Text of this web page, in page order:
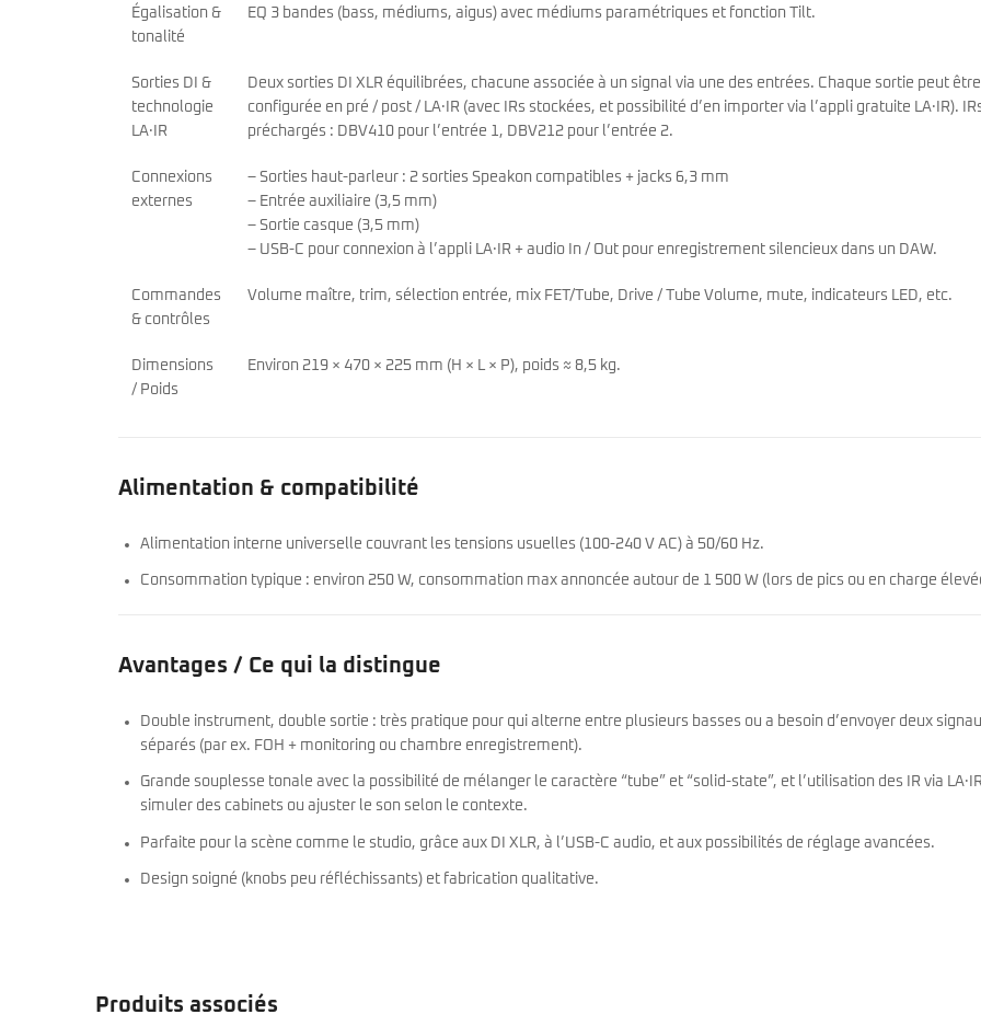
Égalisation &
tonalité
EQ 3 bandes (bass, médiums, aigus) avec médiums paramétriques et fonction Tilt.
Sorties DI &
technologie
LA·IR
Deux sorties DI XLR équilibrées, chacune associée à un signal via une des entrées. Chaque sortie peut être
configurée en pré / post / LA·IR (avec IRs stockées, et possibilité d’en importer via l’appli gratuite LA·IR).
préchargés : DBV410 pour l’entrée 1, DBV212 pour l’entrée 2.
Connexions
externes
– Sorties haut-parleur : 2 sorties Speakon compatibles + jacks 6,3 mm
– Entrée auxiliaire (3,5 mm)
– Sortie casque (3,5 mm)
– USB-C pour connexion à l’appli LA·IR + audio In / Out pour enregistrement silencieux dans un DAW.
Commandes
& contrôles
Volume maître, trim, sélection entrée, mix FET/Tube, Drive / Tube Volume, mute, indicateurs LED, etc.
Dimensions
/ Poids
Environ 219 × 470 × 225 mm (H × L × P), poids ≈ 8,5 kg.
Alimentation & compatibilité
Alimentation interne universelle couvrant les tensions usuelles (100-240 V AC) à 50/60 Hz.
Consommation typique : environ 250 W, consommation max annoncée autour de 1 500 W (lors de pics ou en charge
Avantages / Ce qui la distingue
Double instrument, double sortie : très pratique pour qui alterne entre plusieurs basses ou a besoin d’envoyer deux
séparés (par ex. FOH + monitoring ou chambre enregistrement).
Grande souplesse tonale avec la possibilité de mélanger le caractère “tube” et “solid-state”, et l’utilisation des IR via
simuler des cabinets ou ajuster le son selon le contexte.
Parfaite pour la scène comme le studio, grâce aux DI XLR, à l’USB-C audio, et aux possibilités de réglage avancées.
Design soigné (knobs peu réfléchissants) et fabrication qualitative.
Produits associés